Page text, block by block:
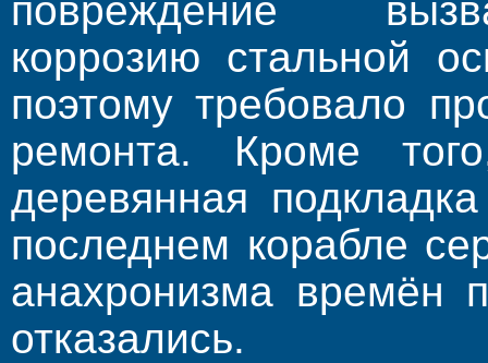
повреждение
коррозию стальной
поэтому требовало
ремонта. Кроме
деревянная
последнем корабле
анахронизма времён
отказались.